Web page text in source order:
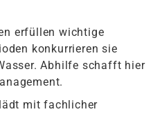
erfüllen wichtige
konkurrieren sie
Abhilfe schafft hier
mit fachlicher